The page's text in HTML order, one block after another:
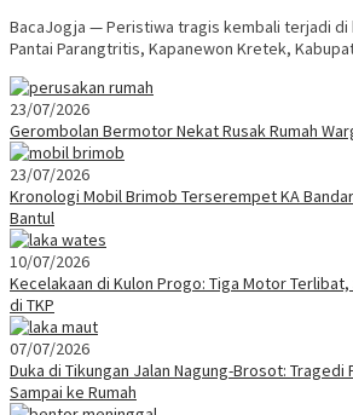
BacaJogja — Peristiwa tragis kembali terjadi di
Pantai Parangtritis, Kapanewon Kretek,
23/07/2026
Gerombolan Bermotor Nekat Rusak Rumah
23/07/2026
Kronologi Mobil Brimob Terserempet KA
Bantul
10/07/2026
Kecelakaan di Kulon Progo: Tiga Motor
di TKP
07/07/2026
Duka di Tikungan Jalan Nagung-Brosot: Tragedi
Sampai ke Rumah